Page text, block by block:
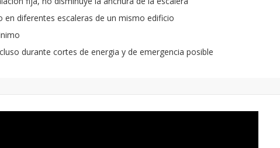
en diferentes escaleras de un mismo edificio
durante cortes de energia y de emergencia posible